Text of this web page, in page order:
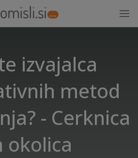
izvajalca
metod
- Cerknica
okolica